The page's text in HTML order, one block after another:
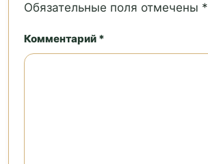
Обязательные поля отмечены *
Комментарий *